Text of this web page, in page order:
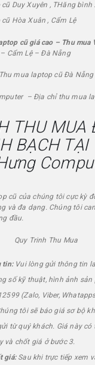
Duy Xuyên , THăng bình
Hòa Xuân , Cẩm Lệ
cũ giá cao – Thu mua
Cẩm Lệ – Đà Nẵng
– Địa chỉ thu mua
THU MUA
BẠCH TẠI
cũ của chúng tôi cực kỳ
và đa dạng. Chúng tôi
đầu.
tin: Vui lòng gửi thông tin
số kỹ thuật, hình ảnh
(Zalo, Viber,
tôi sẽ báo giá sơ bộ
từ quý khách. Giá này có
và chốt giá ở bước 3.
giá: Sau khi trực tiếp xem